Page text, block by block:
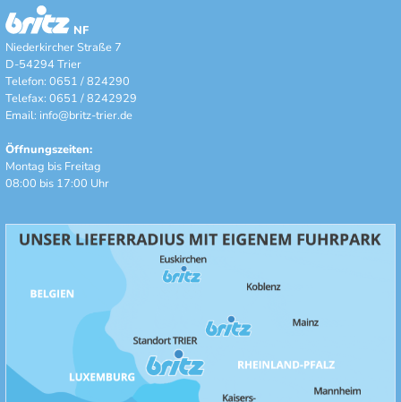
NF
Niederkircher Straße 7
D-54294 Trier
Telefon: 0651 / 824290
Telefax: 0651 / 8242929
Email: info@britz-trier.de
Öffnungszeiten:
Montag bis Freitag
08:00 bis 17:00 Uhr